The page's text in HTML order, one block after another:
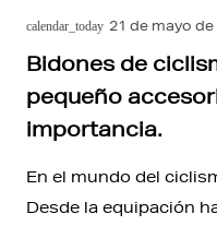
calendar_today 21 de mayo de
Bidones de
pequeño
importancia.
En el mundo del
Desde la equipación